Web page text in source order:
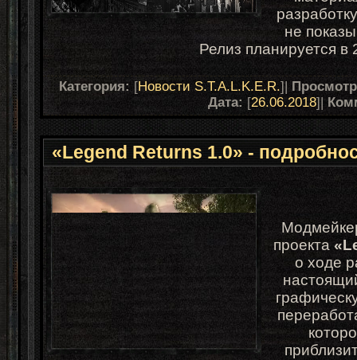
не
Релиз планируется в
Категория: [Новости S.T.A.L.K.E.R.]|
Дата: [26.06.2018]|
«Legend Returns 1.0» -
проекта
о ходе